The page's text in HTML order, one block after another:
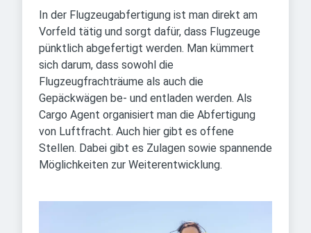
In der Flugzeugabfertigung ist man direkt am
Vorfeld tätig und sorgt dafür, dass Flugzeuge
pünktlich abgefertigt werden. Man kümmert
sich darum, dass sowohl die
Flugzeugfrachträume als auch die
Gepäckwägen be- und entladen werden. Als
Cargo Agent organisiert man die Abfertigung
von Luftfracht. Auch hier gibt es offene
Stellen. Dabei gibt es Zulagen sowie spannende
Möglichkeiten zur Weiterentwicklung.